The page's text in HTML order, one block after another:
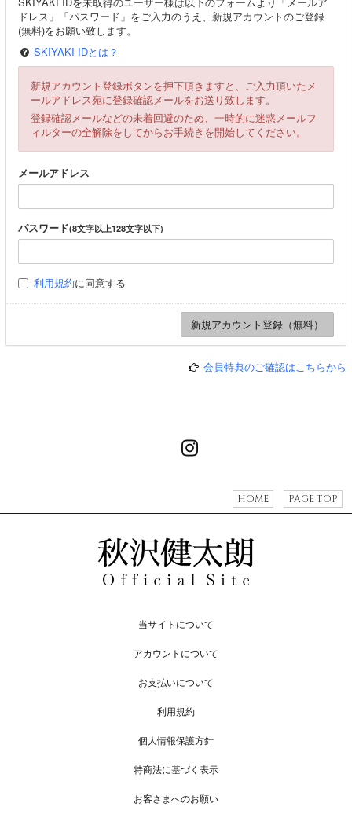
ドレス」「パスワード」をご入力のうえ、新規アカウントのご登録
(無料)をお願い致します。
SKIYAKI IDとは？
新規アカウント登録ボタンを押下頂きますと、ご入力頂いたメ
ールアドレス宛に登録確認メールをお送り致します。
登録確認メールなどの未着回避のため、一時的に迷惑メールフ
ィルターの全解除をしてからお手続きを開始してください。
メールアドレス
パスワード(8文字以上128文字以下)
利用規約に同意する
会員特典のご確認はこちらから
HOME PAGE TOP
当サイトについて
アカウントについて
お支払いについて
利用規約
個人情報保護方針
特商法に基づく表示
お客さまへのお願い